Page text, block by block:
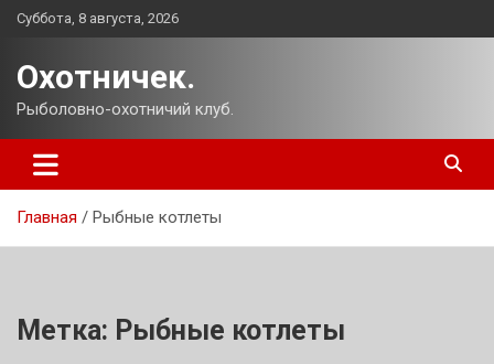
Перейти
Суббота, 8 августа, 2026
Охотничек.
Рыболовно-охотничий клуб.
Главная Рыбные котлеты
Метка: Рыбные котлеты